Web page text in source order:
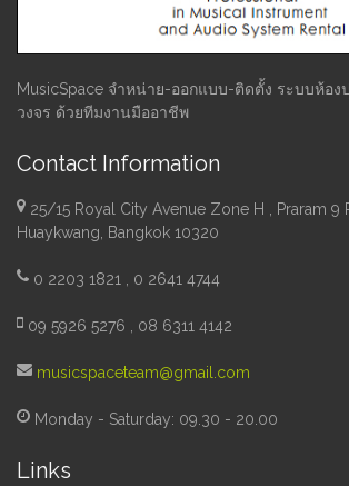
MusicSpace จำหน่าย-ออกแบบ-ติดตั้ง ระบบห้อ
วงจร ด้วยทีมงานมืออาชีพ
Contact Information
25/15 Royal City Avenue Zone H , Praram 9
Huaykwang, Bangkok 10320
0 2203 1821 , 0 2641 4744
09 5926 5276 , 08 6311 4142
musicspaceteam@gmail.com
Monday - Saturday: 09.30 - 20.00
Links